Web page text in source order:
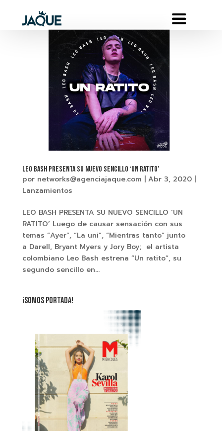
LEO BASH PRESENTA SU NUEVO SENCILLO ‘UN RATITO’
por networks@agenciajaque.com Abr 3, 2020|
Lanzamientos
LEO BASH PRESENTA SU NUEVO SENCILLO ‘UN
RATITO’ Luego de causar sensación con sus
temas “Ayer”, “La uni”, “Mientras tanto” junto
a Darell, Bryant Myers y Jory Boy; el artista
colombiano Leo Bash estrena “Un ratito”, su
segundo sencillo en...
¡SOMOS PORTADA!